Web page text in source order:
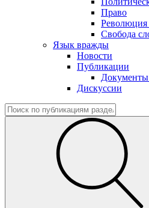
Право
Революция
Свобода
Язык вражды
Новости
Публикации
Документы
Дискуссии